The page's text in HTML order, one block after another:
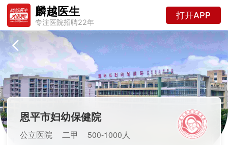
麟越医生
专注医院招聘22年
打开APP
恩平市妇幼保健院
公立医院 二甲
500-1000人